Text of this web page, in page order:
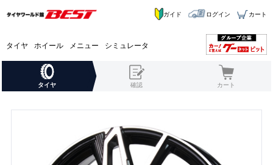
タイヤ ホイール メニュー シミュレータ
ガイド ログイン カート
タイヤ 確認 カート